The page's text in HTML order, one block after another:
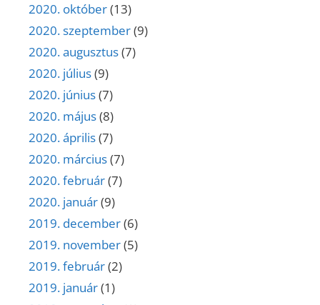
2020. október(13)
2020. szeptember(9)
2020. augusztus(7)
2020. július(9)
2020. június(7)
2020. május(8)
2020. április(7)
2020. március(7)
2020. február(7)
2020. január(9)
2019. december(6)
2019. november(5)
2019. február(2)
2019. január(1)